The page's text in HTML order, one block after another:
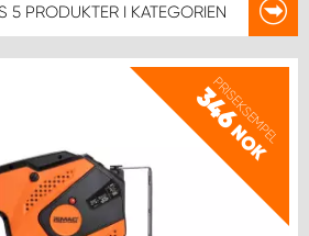
5 PRODUKTER I KATEGORIEN
PRISEKSEMPEL
346
NOK